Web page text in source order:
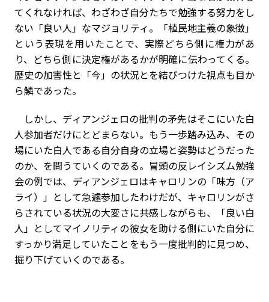
てくれなければ、わざわざ自分たちで勉強する努力をし
ない「良い人」なマジョリティ。「植民地主義の象徴」
という表現を用いたことで、実際どちら側に権力があ
り、どちら側に決定権があるかが明確に伝わってくる。
歴史の加害性と「今」の状況とを結びつけた視点も目か
ら鱗であった。
しかし、ディアンジェロの批判の矛先はそこにいた白
人参加者だけにとどまらない。もう一歩踏み込み、その
場にいた白人である自分自身の立場と姿勢はどうだった
のか、を問うていくのである。冒頭の反レイシズム勉強
会の例では、ディアンジェロはキャロリンの「味方（ア
ライ）」として急遽参加したわけだが、キャロリンがさ
らされている状況の大変さに共感しながらも、「良い白
人」としてマイノリティの彼女を助ける側にいた自分に
すっかり満足していたことをもう一度批判的に見つめ、
掘り下げていくのである。